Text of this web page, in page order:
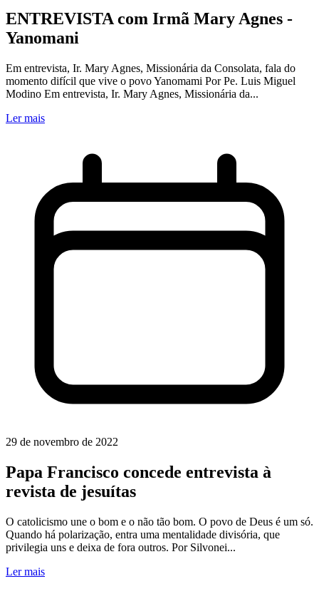
ENTREVISTA com Irmã Mary Agnes -
Yanomani
Em entrevista, Ir. Mary Agnes, Missionária da Consolata, fala do
momento difícil que vive o povo Yanomami Por Pe. Luis Miguel
Modino Em entrevista, Ir. Mary Agnes, Missionária da...
Ler mais
29 de novembro de 2022
Papa Francisco concede entrevista à
revista de jesuítas
O catolicismo une o bom e o não tão bom. O povo de Deus é um só.
Quando há polarização, entra uma mentalidade divisória, que
privilegia uns e deixa de fora outros. Por Silvonei...
Ler mais